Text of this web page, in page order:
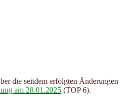
die seitdem erfolgten Änderungen
am 28.01.2025 (TOP 6).